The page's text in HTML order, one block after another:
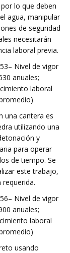
lo que deben
agua, manipular
de seguridad
necesitarán
laboral previa.
Nivel de vigor
anuales;
laboral
una cantera es
utilizando una
y
para operar
de tiempo. Se
este trabajo,
Nivel de vigor
anuales;
laboral
usando